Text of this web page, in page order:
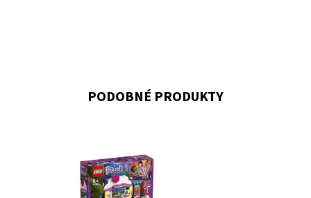
PODOBNÉ PRODUKTY
Užívej si legraci s Emmou a Zobem ve vychytané
cukrárně od LEGO® Friends Olivie